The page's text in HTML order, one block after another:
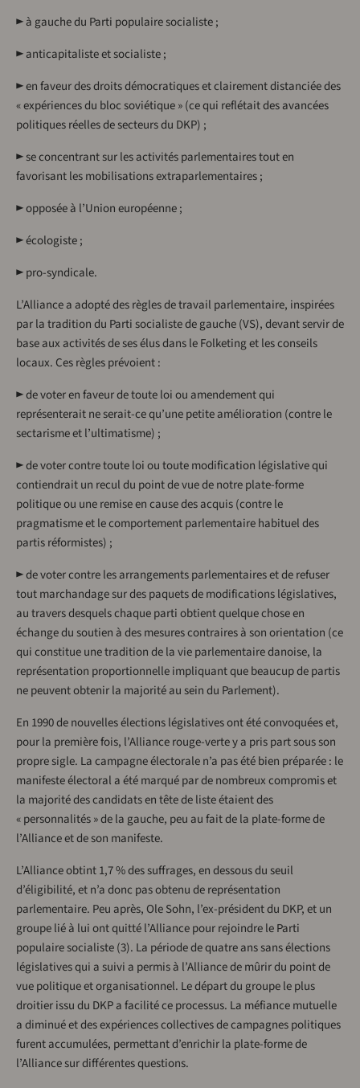
► à gauche du Parti populaire socialiste ;
► anticapitaliste et socialiste ;
► en faveur des droits démocratiques et clairement distanciée des
« expériences du bloc soviétique » (ce qui reflétait des avancées
politiques réelles de secteurs du DKP) ;
► se concentrant sur les activités parlementaires tout en
favorisant les mobilisations extraparlementaires ;
► opposée à l’Union européenne ;
► écologiste ;
► pro-syndicale.
L’Alliance a adopté des règles de travail parlementaire, inspirées
par la tradition du Parti socialiste de gauche (VS), devant servir de
base aux activités de ses élus dans le Folketing et les conseils
locaux. Ces règles prévoient :
► de voter en faveur de toute loi ou amendement qui
représenterait ne serait-ce qu’une petite amélioration (contre le
sectarisme et l’ultimatisme) ;
► de voter contre toute loi ou toute modification législative qui
contiendrait un recul du point de vue de notre plate-forme
politique ou une remise en cause des acquis (contre le
pragmatisme et le comportement parlementaire habituel des
partis réformistes) ;
► de voter contre les arrangements parlementaires et de refuser
tout marchandage sur des paquets de modifications législatives,
au travers desquels chaque parti obtient quelque chose en
échange du soutien à des mesures contraires à son orientation (ce
qui constitue une tradition de la vie parlementaire danoise, la
représentation proportionnelle impliquant que beaucup de partis
ne peuvent obtenir la majorité au sein du Parlement).
En 1990 de nouvelles élections législatives ont été convoquées et,
pour la première fois, l’Alliance rouge-verte y a pris part sous son
propre sigle. La campagne électorale n’a pas été bien préparée : le
manifeste électoral a été marqué par de nombreux compromis et
la majorité des candidats en tête de liste étaient des
« personnalités » de la gauche, peu au fait de la plate-forme de
l’Alliance et de son manifeste.
L’Alliance obtint 1,7 % des suffrages, en dessous du seuil
d’éligibilité, et n’a donc pas obtenu de représentation
parlementaire. Peu après, Ole Sohn, l’ex-président du DKP, et un
groupe lié à lui ont quitté l’Alliance pour rejoindre le Parti
populaire socialiste (3). La période de quatre ans sans élections
législatives qui a suivi a permis à l’Alliance de mûrir du point de
vue politique et organisationnel. Le départ du groupe le plus
droitier issu du DKP a facilité ce processus. La méfiance mutuelle
a diminué et des expériences collectives de campagnes politiques
furent accumulées, permettant d’enrichir la plate-forme de
l’Alliance sur différentes questions.